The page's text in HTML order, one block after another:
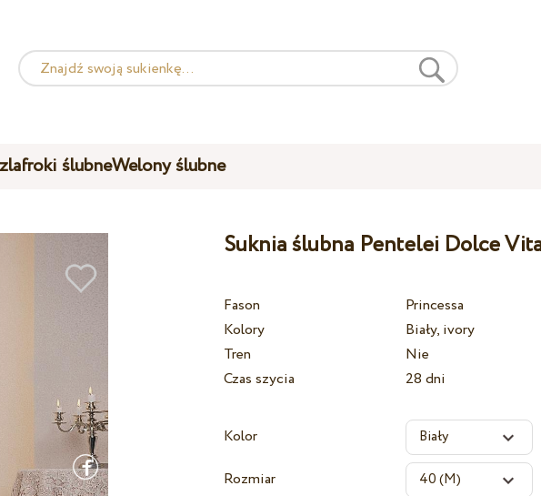
ślubneWelony ślubne
Suknia ślubna Pentelei Dolce
Fason
Princessa
Kolory
Biały, ivory
Tren
Nie
Czas szycia
28 dni
Kolor
Rozmiar